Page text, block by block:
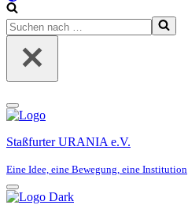
Suchen
nach …
Navigationsmenü
Staßfurter URANIA e.V.
Eine Idee, eine Bewegung, eine Institution
Navigationsmenü